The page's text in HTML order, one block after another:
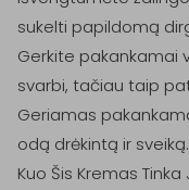
sukelti papildomą
Gerkite pakankamai
svarbi, tačiau taip
Geriamas
odą drėkintą ir sveiką.
Kuo Šis Kremas